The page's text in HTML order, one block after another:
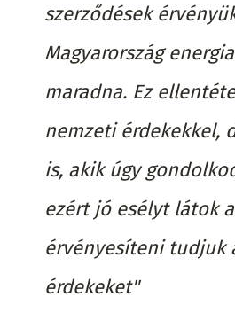
szerződések
Magyarország
maradna. Ez
nemzeti érdekekkel,
is, akik úgy
ezért jó esélyt látok
érvényesíteni tudjuk
érdekeket"